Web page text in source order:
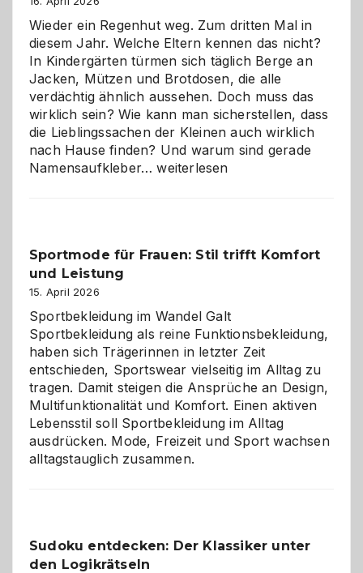
Wahl?
Wieder ein Regenhut weg. Zum dritten Mal in
diesem Jahr. Welche Eltern kennen das nicht?
In Kindergärten türmen sich täglich Berge an
Jacken, Mützen und Brotdosen, die alle
verdächtig ähnlich aussehen. Doch muss das
wirklich sein? Wie kann man sicherstellen, dass
die Lieblingssachen der Kleinen auch wirklich
nach Hause finden? Und warum sind gerade
Namensaufkleber…Namensaufkleber
gegen
Chaos
weiterlesen
Sportmode für Frauen: Stil trifft Komfort
und Leistung
15. April 2026
Sportbekleidung im Wandel Galt
Sportbekleidung als reine Funktionsbekleidung,
haben sich Trägerinnen in letzter Zeit
entschieden, Sportswear vielseitig im Alltag zu
tragen. Damit steigen die Ansprüche an Design,
Multifunktionalität und Komfort. Einen aktiven
Lebensstil soll Sportbekleidung im Alltag
ausdrücken. Mode, Freizeit und Sport wachsen
alltagstauglich zusammen.
Sudoku entdecken: Der Klassiker unter
den Logikrätseln